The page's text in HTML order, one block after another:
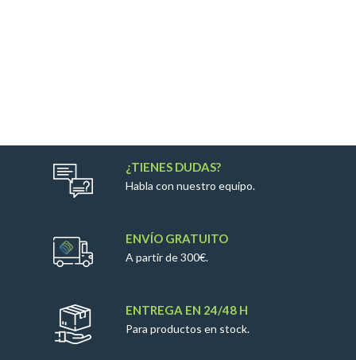
¿TIENES DUDAS?
Habla con nuestro equipo.
ENVÍO GRATUITO
A partir de 300€.
ENTREGA EN 24/48 H
Para productos en stock.